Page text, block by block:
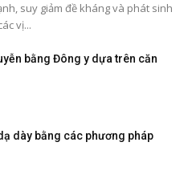
suy giảm đề kháng và phát sinh
vị...
bằng Đông y dựa trên căn
dày bằng các phương pháp